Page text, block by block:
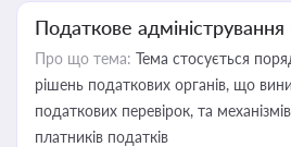
Податкове
Про що тема: Тема стосується
рішень податкових органів, що
податкових перевірок, та
платників податків